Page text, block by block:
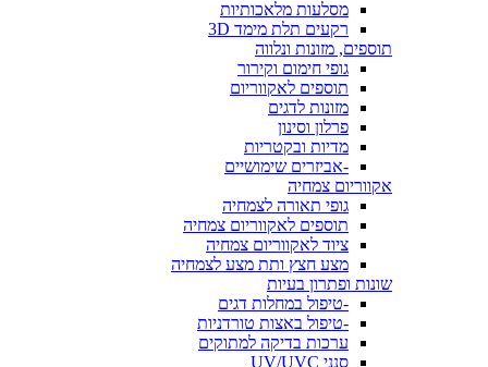
מסלעות מלאכותיות
רקעים תלת מימד 3D
תוספים, מזונות ונלווה
גופי חימום וקירור
תוספים לאקווריום
מזונות לדגים
פרלון וסינון
מדיות ובקטריות
-אביזרים שימושיים
אקווריום צמחיה
גופי תאורה לצמחיה
תוספים לאקווריום צמחיה
ציוד לאקווריום צמחיה
מצע חצץ ותת מצע לצמחיה
שונות ופתרון בעיות
-טיפול במחלות דגים
-טיפול באצות טורדניות
ערכות בדיקה למתוקים
סנני UV/UVC